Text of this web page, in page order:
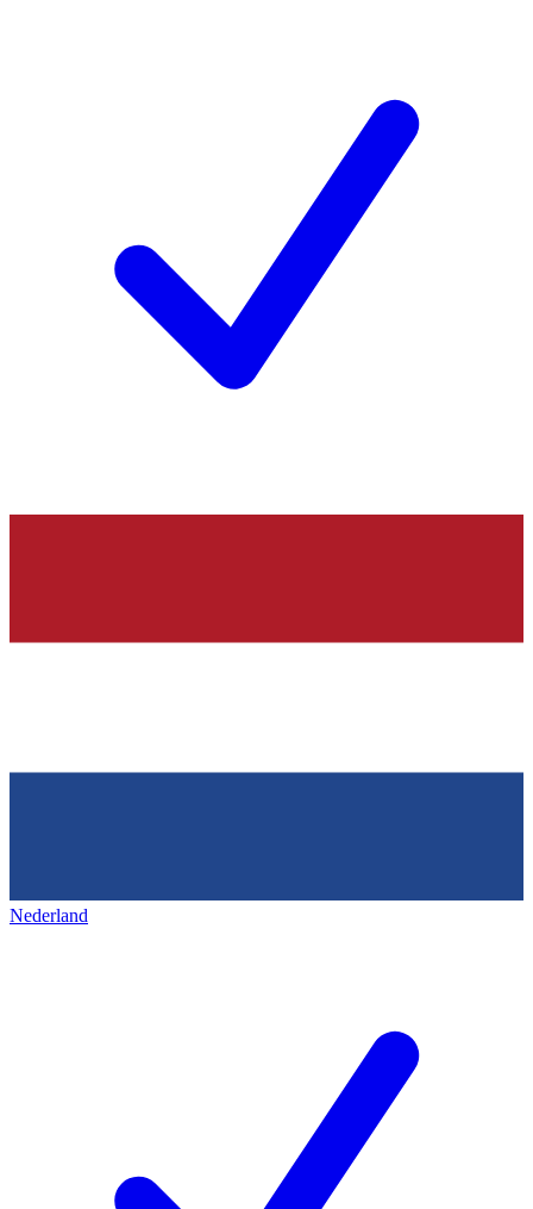
Nederland